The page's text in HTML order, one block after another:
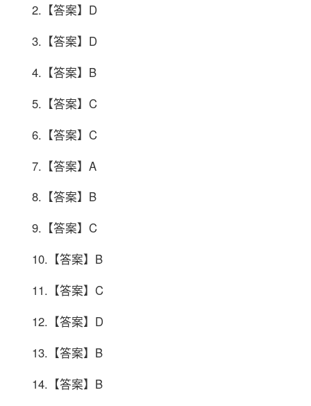
2.【答案】D
3.【答案】D
4.【答案】B
5.【答案】C
6.【答案】C
7.【答案】A
8.【答案】B
9.【答案】C
10.【答案】B
11.【答案】C
12.【答案】D
13.【答案】B
14.【答案】B